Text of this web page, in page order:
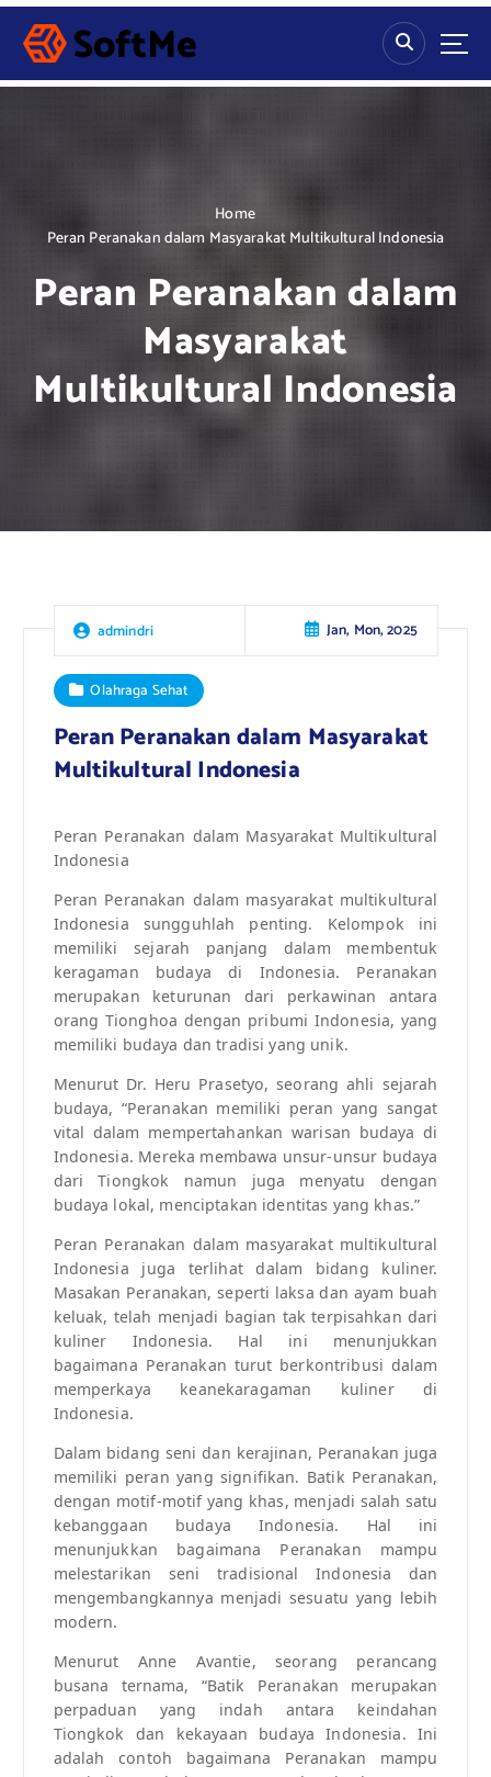
S
p
Home
Peran Peranakan dalam Masyarakat Multikultural Indonesia
Peran Peranakan dalam
Masyarakat
Multikultural Indonesia
admindri Jan, Mon, 2025
Olahraga Sehat
Peran Peranakan dalam Masyarakat
Multikultural Indonesia
Peran Peranakan dalam Masyarakat Multikultural
Indonesia
Peran Peranakan dalam masyarakat multikultural
Indonesia sungguhlah penting. Kelompok ini
memiliki sejarah panjang dalam membentuk
keragaman budaya di Indonesia. Peranakan
merupakan keturunan dari perkawinan antara
orang Tionghoa dengan pribumi Indonesia, yang
memiliki budaya dan tradisi yang unik.
Menurut Dr. Heru Prasetyo, seorang ahli sejarah
budaya, “Peranakan memiliki peran yang sangat
vital dalam mempertahankan warisan budaya di
Indonesia. Mereka membawa unsur-unsur budaya
dari Tiongkok namun juga menyatu dengan
budaya lokal, menciptakan identitas yang khas.”
Peran Peranakan dalam masyarakat multikultural
Indonesia juga terlihat dalam bidang kuliner.
Masakan Peranakan, seperti laksa dan ayam buah
keluak, telah menjadi bagian tak terpisahkan dari
kuliner Indonesia. Hal ini menunjukkan
bagaimana Peranakan turut berkontribusi dalam
memperkaya keanekaragaman kuliner di
Indonesia.
Dalam bidang seni dan kerajinan, Peranakan juga
memiliki peran yang signifikan. Batik Peranakan,
dengan motif-motif yang khas, menjadi salah satu
kebanggaan budaya Indonesia. Hal ini
menunjukkan bagaimana Peranakan mampu
melestarikan seni tradisional Indonesia dan
mengembangkannya menjadi sesuatu yang lebih
modern.
Menurut Anne Avantie, seorang perancang
busana ternama, “Batik Peranakan merupakan
perpaduan yang indah antara keindahan
Tiongkok dan kekayaan budaya Indonesia. Ini
adalah contoh bagaimana Peranakan mampu